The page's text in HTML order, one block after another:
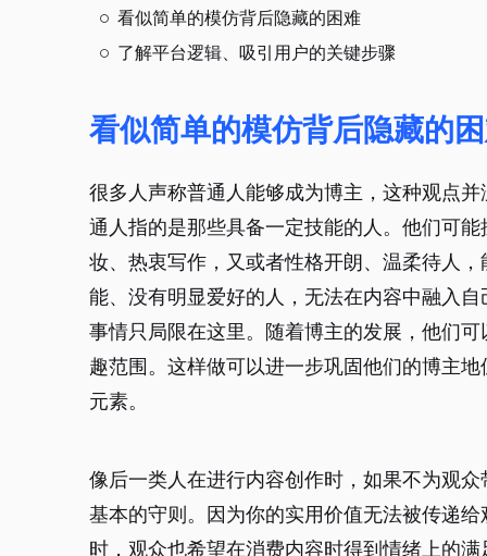
看似简单的模仿背后隐藏的困难
了解平台逻辑、吸引用户的关键步骤
看似简单的模仿背后隐藏的
很多人声称普通人能够成为博主，这种观点
通人指的是那些具备一定技能的人。他们可
妆、热衷写作，又或者性格开朗、温柔待人
能、没有明显爱好的人，无法在内容中融入
事情只局限在这里。随着博主的发展，他们
趣范围。这样做可以进一步巩固他们的博主
元素。
像后一类人在进行内容创作时，如果不为观
基本的守则。因为你的实用价值无法被传递
时，观众也希望在消费内容时得到情绪上的